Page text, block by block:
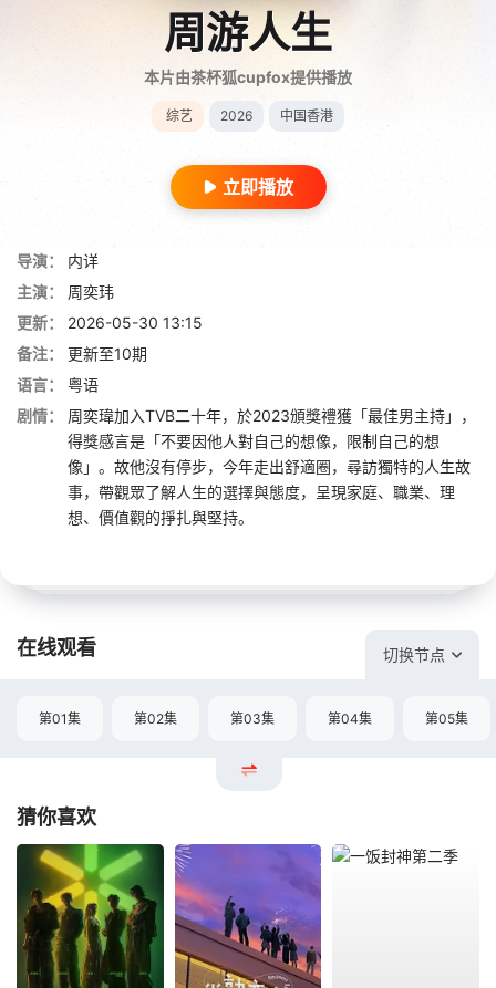
周游人生
本片由茶杯狐cupfox提供播放
综艺 2026 中国香港
立即播放
导演：
内详
主演：
周奕玮
更新：
2026-05-30 13:15
备注：
更新至10期
语言：
粤语
剧情：
周奕瑋加入TVB二十年，於2023頒獎禮獲「最佳男主持」，
得獎感言是「不要因他人對自己的想像，限制自己的想
像」。故他沒有停步，今年走出舒適圈，尋訪獨特的人生故
事，帶觀眾了解人生的選擇與態度，呈現家庭、職業、理
想、價值觀的掙扎與堅持。
在线观看 切换节点
第01集 第02集 第03集 第04集 第05集
猜你喜欢